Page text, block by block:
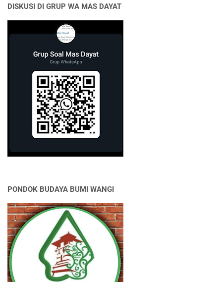
DISKUSI DI GRUP WA MAS DAYAT
PONDOK BUDAYA BUMI WANGI